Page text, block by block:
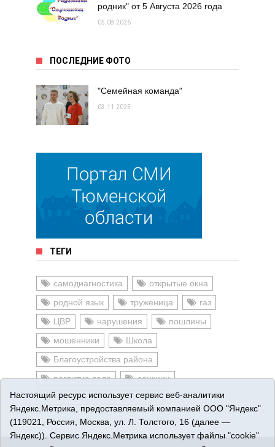
родник" от 5 Августа 2026 года
05.08.2026
ПОСЛЕДНИЕ ФОТО
"Семейная команда"
03.11.2025
ТЕГИ
самодиагностика
открытые окна
родной язык
труженица
газ
ЦВР
нарушения
пошлины
мошенники
Школа
Благоустройства района
развитие села
санкции
экопроект
день ВДВ
Настоящий ресурс использует сервис веб-аналитики
Яндекс.Метрика, предоставляемый компанией ООО "Яндекс"
(119021, Россия, Москва, ул. Л. Толстого, 16 (далее —
Яндекс)). Сервис Яндекс.Метрика использует файлы "cookie"